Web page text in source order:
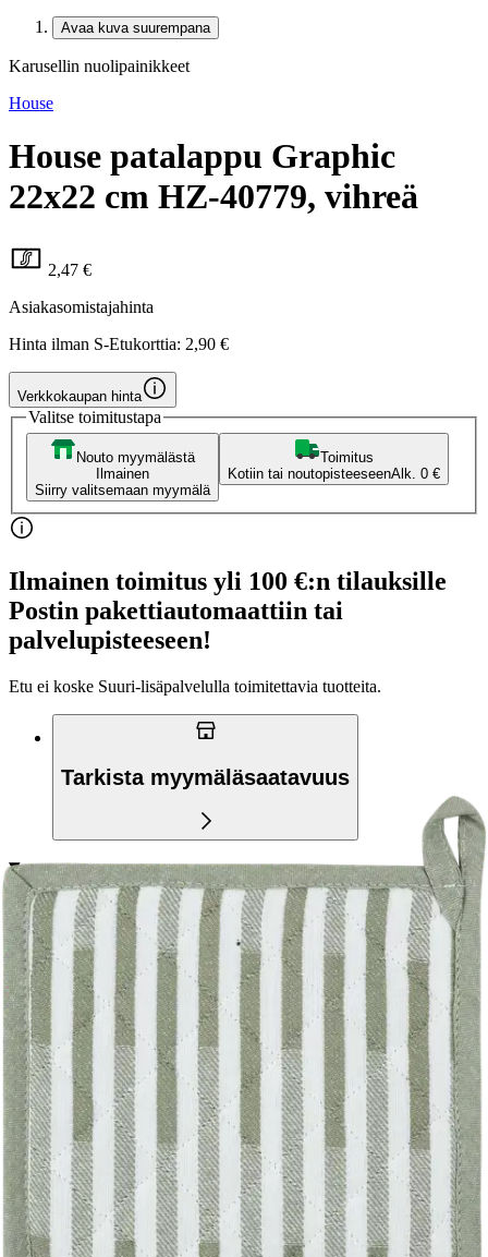
Avaa kuva suurempana
Karusellin nuolipainikkeet
House
House patalappu Graphic
22x22 cm HZ-40779, vihreä
2,47 €
Asiakasomistajahinta
Hinta ilman S-Etukorttia: 2,90 €
Verkkokaupan hinta
Valitse toimitustapa
Nouto myymälästä
Ilmainen
Siirry valitsemaan myymälä
Toimitus
Kotiin tai noutopisteeseenAlk. 0 €
Ilmainen toimitus yli 100 €:n tilauksille
Postin pakettiautomaattiin tai
palvelupisteeseen!
Etu ei koske Suuri‑lisäpalvelulla toimitettavia tuotteita.
Tarkista myymäläsaatavuus
Tuotekuvaus
House Graphic -patalapussa on tyylikäs jacquardkudottu kuosi.
Patalapun mitat: 22 x 22 cm. Päällinen materiaali on 100 %
puuvillaa, täyte 100 % polyesteriä. Yhdistä muihin saman kuosin
keittiötekstiileihin luodaksesi yhtenäisen ilmeen.
Lisätietoja